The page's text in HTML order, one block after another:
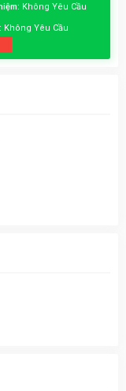
Không Yêu Cầu
Không Yêu Cầu